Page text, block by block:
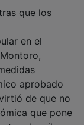
en el
aprobado
de que no
que pone
de miles